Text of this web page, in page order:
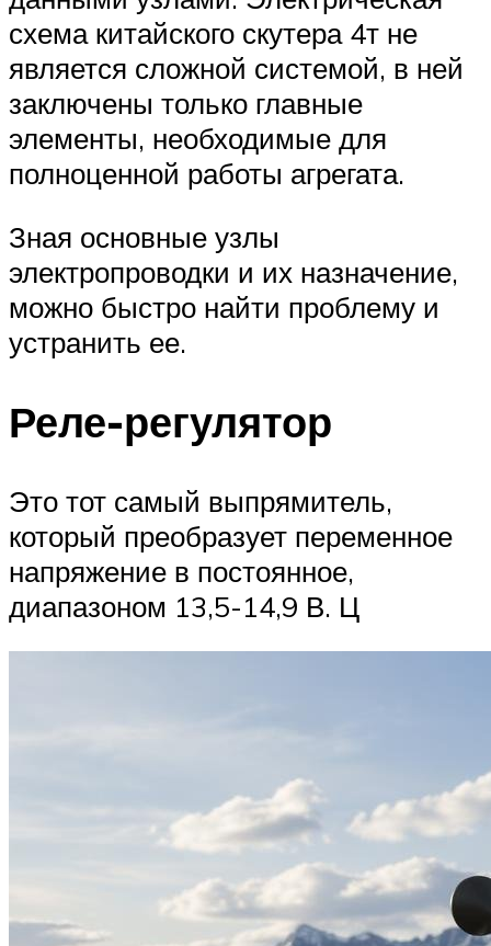
схема китайского скутера 4т не
является сложной системой, в ней
заключены только главные
элементы, необходимые для
полноценной работы агрегата.
Зная основные узлы
электропроводки и их назначение,
можно быстро найти проблему и
устранить ее.
Реле-регулятор
Это тот самый выпрямитель,
который преобразует переменное
напряжение в постоянное,
диапазоном 13,5-14,9 В. Ц